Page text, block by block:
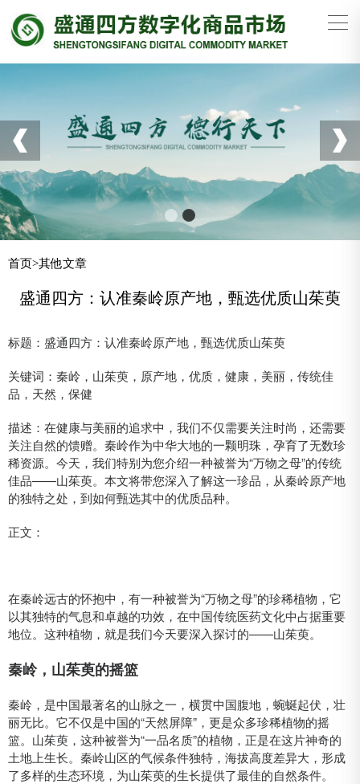
首页>其他文章
盛通四方：认准秦岭原产地，甄选优质山茱萸
标题：盛通四方：认准秦岭原产地，甄选优质山茱萸
关键词：秦岭，山茱萸，原产地，优质，健康，美丽，传统佳
品，天然，保健
描述：在健康与美丽的追求中，我们不仅需要关注时尚，还需要
关注自然的馈赠。秦岭作为中华大地的一颗明珠，孕育了无数珍
稀资源。今天，我们特别为您介绍一种被誉为“万物之母”的传统
佳品——山茱萸。本文将带您深入了解这一珍品，从秦岭原产地
的独特之处，到如何甄选其中的优质品种。
正文：
在秦岭远古的怀抱中，有一种被誉为“万物之母”的珍稀植物，它
以其独特的气息和卓越的功效，在中国传统医药文化中占据重要
地位。这种植物，就是我们今天要深入探讨的——山茱萸。
秦岭，山茱萸的摇篮
秦岭，是中国最著名的山脉之一，横贯中国腹地，蜿蜒起伏，壮
丽无比。它不仅是中国的“天然屏障”，更是众多珍稀植物的摇
篮。山茱萸，这种被誉为“一品名质”的植物，正是在这片神奇的
土地上生长。秦岭山区的气候条件独特，海拔高度差异大，形成
了多样的生态环境，为山茱萸的生长提供了最佳的自然条件。